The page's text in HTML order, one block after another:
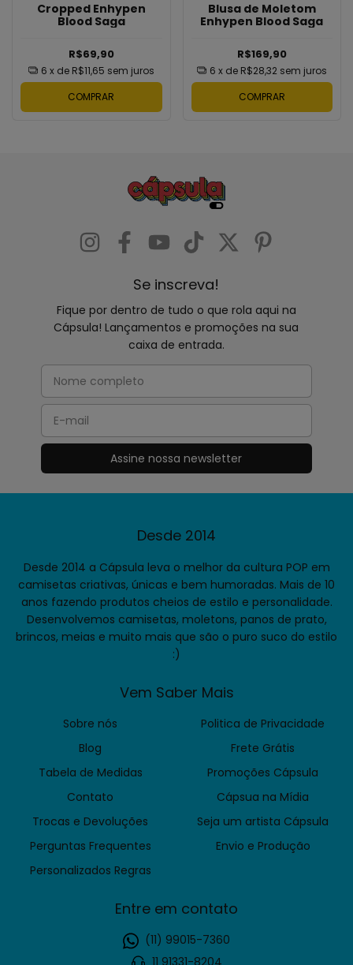
Cropped Enhypen
Blood Saga
R$69,90
6 x de R$11,65 sem juros
COMPRAR
Blusa de Moletom
Enhypen Blood Saga
R$169,90
6 x de R$28,32 sem juros
COMPRAR
Se inscreva!
Fique por dentro de tudo o que rola aqui na
Cápsula! Lançamentos e promoções na sua
caixa de entrada.
Desde 2014
Desde 2014 a Cápsula leva o melhor da cultura POP em
camisetas criativas, únicas e bem humoradas. Mais de 10
anos fazendo produtos cheios de estilo e personalidade.
Desenvolvemos camisetas, moletons, panos de prato,
brincos, meias e muito mais que são o puro suco do estilo
:)
Vem Saber Mais
Sobre nós
Blog
Tabela de Medidas
Contato
Trocas e Devoluções
Perguntas Frequentes
Personalizados Regras
Politica de Privacidade
Frete Grátis
Promoções Cápsula
Cápsua na Mídia
Seja um artista Cápsula
Envio e Produção
Entre em contato
(11) 99015-7360
11 91331-8204